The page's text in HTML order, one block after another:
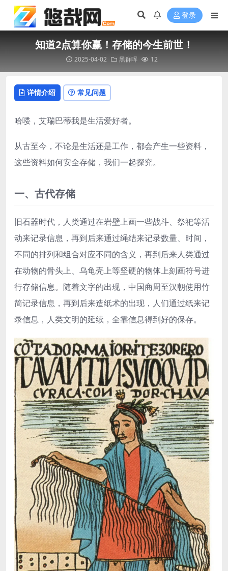
登录
知道2点算你赢！存储的今生前世！
2025-04-02 黑群晖 12
详情介绍 常见问题
哈喽，艾瑞巴蒂我是生活爱好者。
从古至今，不论是生活还是工作，都会产生一些资料，
这些资料如何安全存储，我们一起探究。
一、古代存储
旧石器时代，人类通过在岩壁上画一些战斗、祭祀等活
动来记录信息，再到后来通过绳结来记录数量、时间，
不同的排列和组合对应不同的含义，再到后来人类通过
在动物的骨头上、乌龟壳上等坚硬的物体上刻画符号进
行存储信息。随着文字的出现，中国商周至汉朝使用竹
简记录信息，再到后来造纸术的出现，人们通过纸来记
录信息，人类文明的延续，全靠信息得到好的保存。